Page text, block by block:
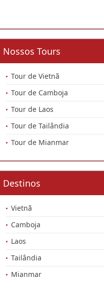
Nossos Tours
Tour de Vietnã
Tour de Camboja
Tour de Laos
Tour de Tailândia
Tour de Mianmar
Destinos
Vietnã
Camboja
Laos
Tailândia
Mianmar